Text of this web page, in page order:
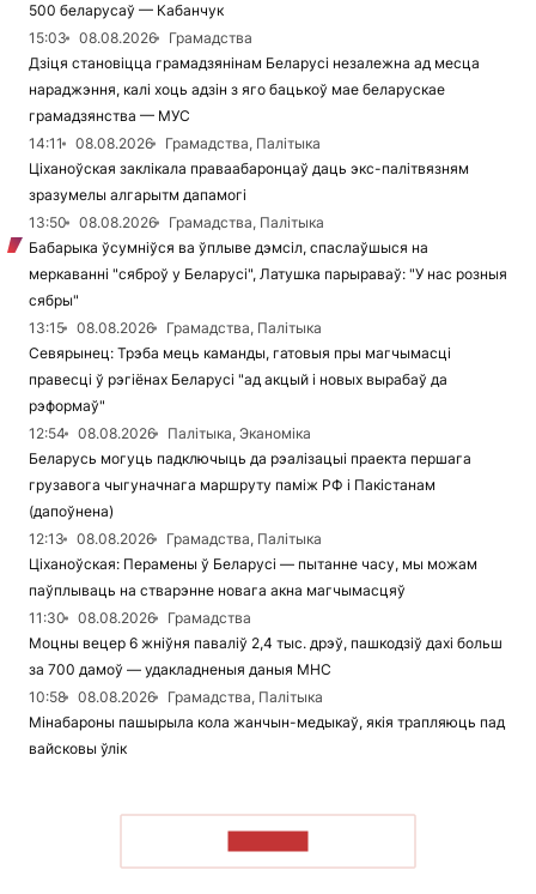
500 беларусаў — Кабанчук
15:03
08.08.2026
Грамадства
Дзіця становіцца грамадзянінам Беларусі незалежна ад месца
нараджэння, калі хоць адзін з яго бацькоў мае беларускае
грамадзянства — МУС
14:11
08.08.2026
Грамадства, Палітыка
Ціханоўская заклікала праваабаронцаў даць экс-палітвязням
зразумелы алгарытм дапамогі
13:50
08.08.2026
Грамадства, Палітыка
Бабарыка ўсумніўся ва ўплыве дэмсіл, спаслаўшыся на
меркаванні "сяброў у Беларусі", Латушка парыраваў: "У нас розныя
сябры"
13:15
08.08.2026
Грамадства, Палітыка
Севярынец: Трэба мець каманды, гатовыя пры магчымасці
правесці ў рэгіёнах Беларусі "ад акцый і новых вырабаў да
рэформаў"
12:54
08.08.2026
Палітыка, Эканоміка
Беларусь могуць падключыць да рэалізацыі праекта першага
грузавога чыгуначнага маршруту паміж РФ і Пакістанам
(дапоўнена)
12:13
08.08.2026
Грамадства, Палітыка
Ціханоўская: Перамены ў Беларусі — пытанне часу, мы можам
паўплываць на стварэнне новага акна магчымасцяў
11:30
08.08.2026
Грамадства
Моцны вецер 6 жніўня паваліў 2,4 тыс. дрэў, пашкодзіў дахі больш
за 700 дамоў — удакладненыя даныя МНС
10:58
08.08.2026
Грамадства, Палітыка
Мінабароны пашырыла кола жанчын-медыкаў, якія трапляюць пад
вайсковы ўлік